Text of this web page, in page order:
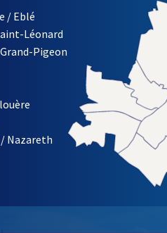
D'INFORMATION DE LA
/ Eblé
Léonard
Pigeon
Nazareth